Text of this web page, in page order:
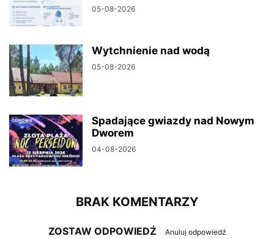
05-08-2026
Wytchnienie nad wodą
05-08-2026
Spadające gwiazdy nad Nowym
Dworem
04-08-2026
BRAK KOMENTARZY
ZOSTAW ODPOWIEDŹ Anuluj odpowiedź